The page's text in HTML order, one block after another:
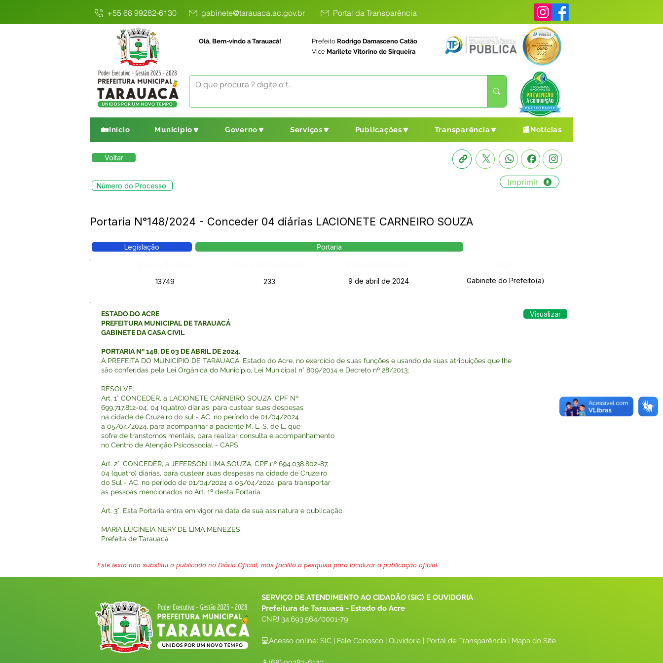
+55 68 99282-6130 gabinete@tarauaca.ac.gov.br Portal da Transparência
Olá, Bem-vindo a Tarauacá! Prefeito Rodrigo Damasceno Catão
Vice Marilete Vitorino de Sirqueira
🏡Início Município🔽 Governo🔽 Serviços🔽 Publicações🔽 Transparência🔽 📰Notícias
Voltar
Número do Processo: Imprimir
Portaria N°148/2024 - Conceder 04 diárias LACIONETE CARNEIRO SOUZA
Legislação Portaria
13749
233 9 de abril de 2024 Gabinete do Prefeito(a)
ESTADO DO ACRE
PREFEITURA MUNICIPAL DE TARAUACÁ
GABINETE DA CASA CIVIL
PORTARIA Nº 148, DE 03 DE ABRIL DE 2024.
A PREFEITA DO MUNICÍPIO DE TARAUACÁ, Estado do Acre, no exercício de suas funções e usando de suas atribuições que lhe
são conferidas pela Lei Orgânica do Município, Lei Municipal n° 809/2014 e Decreto nº 28/2013;
RESOLVE:
Art. 1° CONCEDER, a LACIONETE CARNEIRO SOUZA, CPF Nº
699.717.812-04, 04 (quatro) diárias, para custear suas despesas
na cidade de Cruzeiro do sul - AC, no período de 01/04/2024
a 05/04/2024, para acompanhar a paciente M. L. S. de L, que
sofre de transtornos mentais, para realizar consulta e acompanhamento
no Centro de Atenção Psicossocial - CAPS.
Art. 2°. CONCEDER, a JEFERSON LIMA SOUZA, CPF nº 694.038.802-87,
04 (quatro) diárias, para custear suas despesas na cidade de Cruzeiro
do Sul - AC, no período de 01/04/2024 a 05/04/2024, para transportar
as pessoas mencionados no Art. 1º desta Portaria.
Art. 3°. Esta Portaria entra em vigor na data de sua assinatura e publicação.
MARIA LUCINEIA NERY DE LIMA MENEZES
Prefeita de Tarauacá
Visualizar
Este texto não substitui o publicado no Diário Oficial, mas facilita a pesquisa para localizar a publicação oficial.
SERVIÇO DE ATENDIMENTO AO CIDADÃO (SIC) E OUVIDORIA
Prefeitura de Tarauacá - Estado do Acre
CNPJ 34.693.564/0001-79
💻Acesso online: SIC | Fale Conosco | Ouvidoria | Portal de Transparência | Mapa do Site